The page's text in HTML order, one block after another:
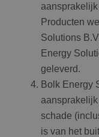
Producten
Solutions
Energy
geleverd.
Bolk Energy
schade
is van het